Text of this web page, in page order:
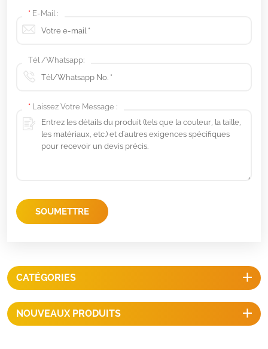
* E-Mail :
Tél /Whatsapp:
* Laissez Votre Message :
SOUMETTRE
CATÉGORIES
NOUVEAUX PRODUITS